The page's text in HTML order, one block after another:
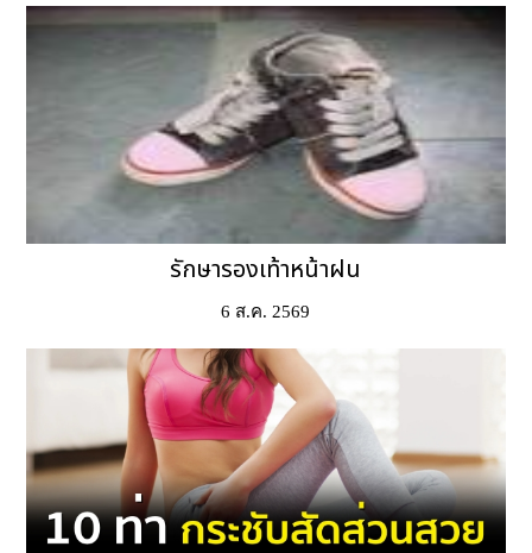
รักษารองเท้าหน้าฝน
6 ส.ค. 2569